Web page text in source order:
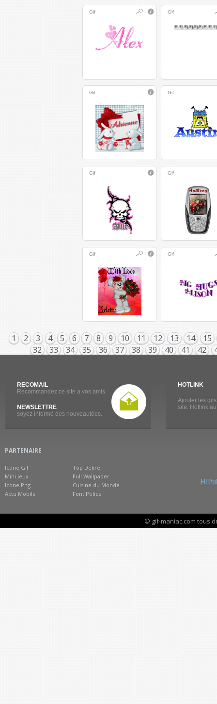
Gif Gif
Gif Gif
Gif Gif
Gif Gif
1 2 3 4 5 6 7 8 9 10 11 12 13 14
15
32
33 34 35 36 37 38 39 40 41 42
RECOMAIL
Recommandez ce site a vos amis.
NEWSLETTRE
soyez informé des nouveautées.
HOTLINK
Ajouter les
site. Hotlink
PARTENAIRE
Icone Gif
Mini Jeux
Icone Png
Actu Mobile
Top Delire
Full Wallpaper
Cuisine du Monde
Font Police
© gif-maniac.com tous